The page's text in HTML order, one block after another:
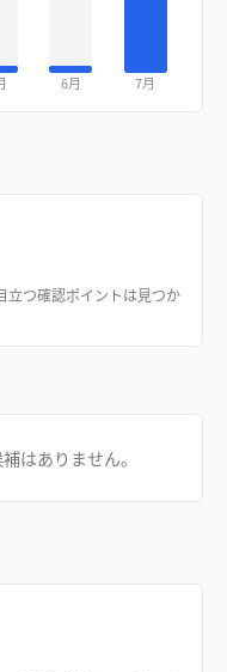
6月 7月
立つ確認ポイントは見つか
はありません。